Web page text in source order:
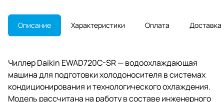
Описание Характеристики Оплата Доставка
Чиллер Daikin EWAD720C-SR — водоохлаждающая
машина для подготовки холодоносителя в системах
кондиционирования и технологического охлаждения.
Модель рассчитана на работу в составе инженерного